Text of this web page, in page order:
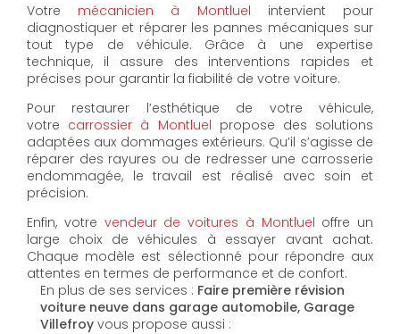
Votre mécanicien à Montluel intervient pour
diagnostiquer et réparer les pannes mécaniques sur
tout type de véhicule. Grâce à une expertise
technique, il assure des interventions rapides et
précises pour garantir la fiabilité de votre voiture.
Pour restaurer l’esthétique de votre véhicule,
votre carrossier à Montluel propose des solutions
adaptées aux dommages extérieurs. Qu’il s’agisse de
réparer des rayures ou de redresser une carrosserie
endommagée, le travail est réalisé avec soin et
précision.
Enfin, votre vendeur de voitures à Montluel offre un
large choix de véhicules à essayer avant achat.
Chaque modèle est sélectionné pour répondre aux
attentes en termes de performance et de confort.
En plus de ses services : Faire première révision
voiture neuve dans garage automobile, Garage
Villefroy vous propose aussi :